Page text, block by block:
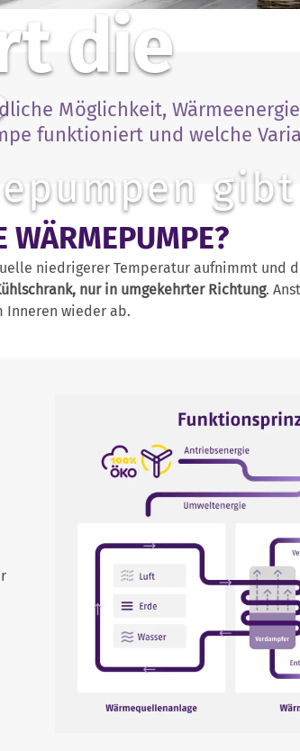
die
gibt
Möglichkeit,
funktioniert und welche
WÄRMEPUMPE?
niedrigerer Temperatur aufnimmt und
nur in umgekehrter Richtung.
Inneren wieder ab.